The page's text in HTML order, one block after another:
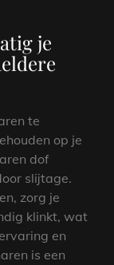
je
te
op je
dof
slijtage.
zorg je
klinkt, wat
en
is een